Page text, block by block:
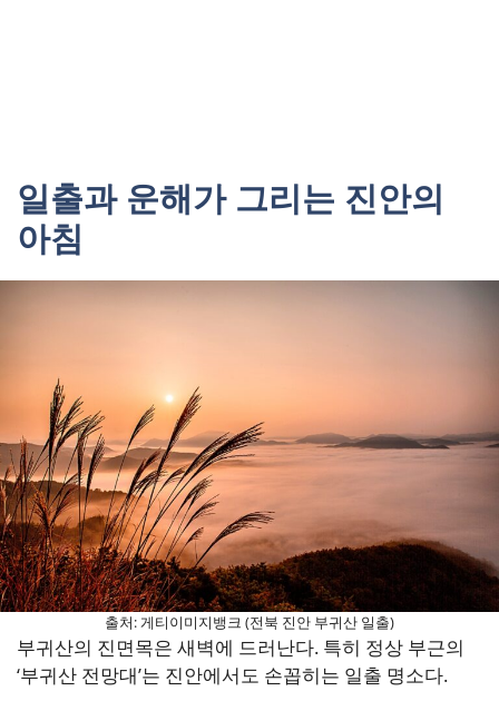
일출과 운해가 그리는 진안의
아침
출처: 게티이미지뱅크 (전북 진안 부귀산 일출)
부귀산의 진면목은 새벽에 드러난다. 특히 정상 부근의
‘부귀산 전망대’는 진안에서도 손꼽히는 일출 명소다.